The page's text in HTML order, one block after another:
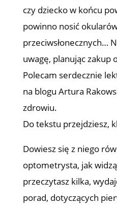
czy dziecko w końcu
powinno nosić
przeciwsłonecznych…
uwagę, planując zakup
Polecam serdecznie
na blogu Artura
zdrowiu.
Do tekstu przejdziesz,
Dowiesz się z niego
optometrysta, jak
przeczytasz kilka,
porad, dotyczących